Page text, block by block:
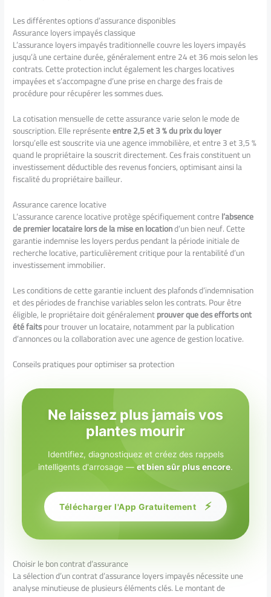
Les différentes options d’assurance disponibles
Assurance loyers impayés classique
L’assurance loyers impayés traditionnelle couvre les loyers impayés
jusqu’à une certaine durée, généralement entre 24 et 36 mois selon les
contrats. Cette protection inclut également les charges locatives
impayées et s’accompagne d’une prise en charge des frais de
procédure pour récupérer les sommes dues.
La cotisation mensuelle de cette assurance varie selon le mode de
souscription. Elle représenteentre 2,5 et 3 % du prix du loyer
lorsqu’elle est souscrite via une agence immobilière, et entre 3 et 3,5 %
quand le propriétaire la souscrit directement. Ces frais constituent un
investissement déductible des revenus fonciers, optimisant ainsi la
fiscalité du propriétaire bailleur.
Assurance carence locative
L’assurance carence locative protège spécifiquement contrel’absence
de premier locataire lors de la mise en locationd’un bien neuf. Cette
garantie indemnise les loyers perdus pendant la période initiale de
recherche locative, particulièrement critique pour la rentabilité d’un
investissement immobilier.
Les conditions de cette garantie incluent des plafonds d’indemnisation
et des périodes de franchise variables selon les contrats. Pour être
éligible, le propriétaire doit généralementprouver que des efforts ont
été faitspour trouver un locataire, notamment par la publication
d’annonces ou la collaboration avec une agence de gestion locative.
Conseils pratiques pour optimiser sa protection
Ne laissez plus jamais vos
plantes mourir
Identifiez, diagnostiquez et créez des rappels
intelligents d'arrosage — et bien sûr plus encore.
Télécharger l'App Gratuitement ⚡
Choisir le bon contrat d’assurance
La sélection d’un contrat d’assurance loyers impayés nécessite une
analyse minutieuse de plusieurs éléments clés. Le montant de